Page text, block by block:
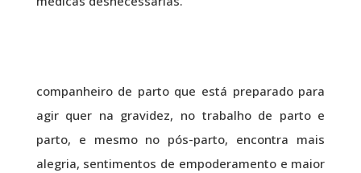
companheiro de parto que está preparado para
agir quer na gravidez, no trabalho de parto e
parto, e mesmo no pós-parto, encontra mais
alegria, sentimentos de empoderamento e maior